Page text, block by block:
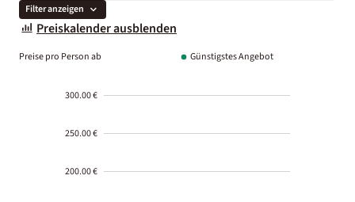
Filter anzeigen
Preiskalender ausblenden
Preise pro Person ab Günstigstes Angebot
300.00 €
250.00 €
200.00 €